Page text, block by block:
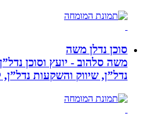
סוכן נדלן משה
משה סלהוב - יועץ וסוכן נדל”ן,
נדל”ן, שיווק והשקעות נדל”ן,